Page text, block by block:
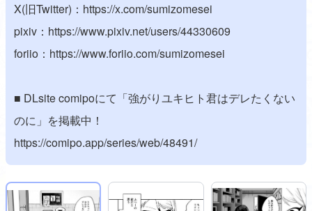
X(旧Twitter)： https://x.com/sumizomesei
pixiv： https://www.pixiv.net/users/44330609
foriio： https://www.foriio.com/sumizomesei
■ DLsite comipoにて「強がりユキヒト君はデレたくない
のに」を掲載中！
https://comipo.app/series/web/48491/